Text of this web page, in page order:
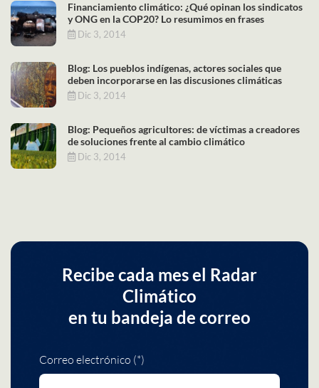
Financiamiento climático: ¿Qué opinan los sindicatos
y ONG en la COP20? Lo resumimos en frases
Dic 3, 2014
Blog: Los pueblos indígenas, actores sociales que
deben incorporarse en las discusiones climáticas
Dic 3, 2014
Blog: Pequeños agricultores: de víctimas a creadores
de soluciones frente al cambio climático
Dic 3, 2014
Recibe cada mes el Radar
Climático
en tu bandeja de correo
Correo electrónico (*)